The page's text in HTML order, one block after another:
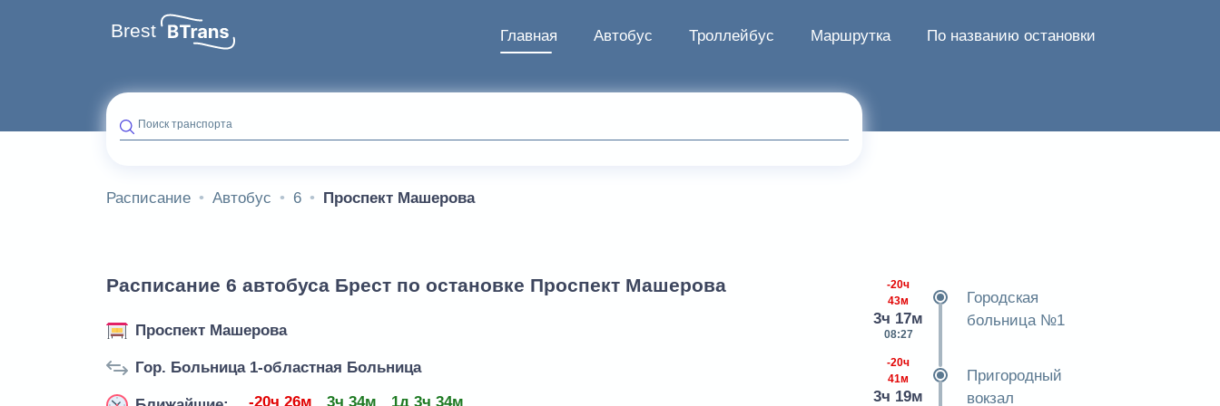
Brest Главная Автобус Троллейбус Маршрутка По названию остановки
Поиск транспорта
Расписание Автобус 6 Проспект Машерова
Расписание 6 автобуса Брест по остановке Проспект Машерова
Проспект Машерова
Гор. Больница 1-областная Больница
-20ч 26м 3ч 34м 1д 3ч 34м
-20ч
43м
3ч 17м
08:27
Городская
больница №1
-20ч
41м
3ч 19м
Пригородный
вокзал